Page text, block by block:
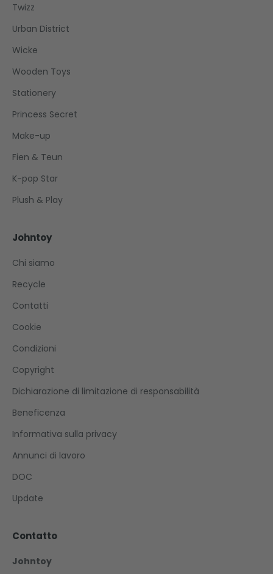
Twizz
Urban District
Wicke
Wooden Toys
Stationery
Princess Secret
Make-up
Fien & Teun
K-pop Star
Plush & Play
Johntoy
Chi siamo
Recycle
Contatti
Cookie
Condizioni
Copyright
Dichiarazione di limitazione di responsabilità
Beneficenza
Informativa sulla privacy
Annunci di lavoro
DOC
Update
Contatto
Johntoy